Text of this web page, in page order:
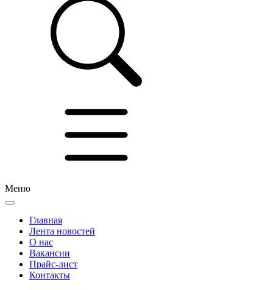
Меню
Главная
Лента новостей
О нас
Вакансии
Прайс-лист
Контакты